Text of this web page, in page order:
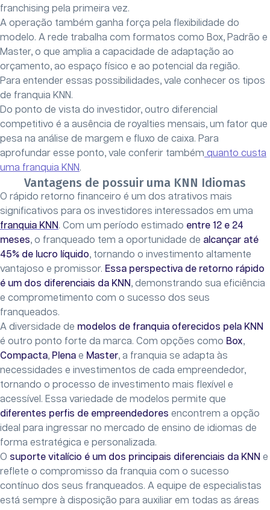
franchising pela primeira vez.
A operação também ganha força pela flexibilidade do
modelo. A rede trabalha com formatos como Box, Padrão e
Master, o que amplia a capacidade de adaptação ao
orçamento, ao espaço físico e ao potencial da região.
Para entender essas possibilidades, vale conhecer os tipos
de franquia KNN.
Do ponto de vista do investidor, outro diferencial
competitivo é a ausência de royalties mensais, um fator que
pesa na análise de margem e fluxo de caixa. Para
aprofundar esse ponto, vale conferir também quanto custa
uma franquia KNN.
Vantagens de possuir uma KNN Idiomas
O rápido retorno financeiro é um dos atrativos mais
significativos para os investidores interessados em uma
franquia KNN. Com um período estimado entre 12 e 24
meses, o franqueado tem a oportunidade de alcançar até
45% de lucro líquido, tornando o investimento altamente
vantajoso e promissor. Essa perspectiva de retorno rápido
é um dos diferenciais da KNN, demonstrando sua eficiência
e comprometimento com o sucesso dos seus
franqueados.
A diversidade de modelos de franquia oferecidos pela KNN
é outro ponto forte da marca. Com opções como Box,
Compacta, Plena e Master, a franquia se adapta às
necessidades e investimentos de cada empreendedor,
tornando o processo de investimento mais flexível e
acessível. Essa variedade de modelos permite que
diferentes perfis de empreendedores encontrem a opção
ideal para ingressar no mercado de ensino de idiomas de
forma estratégica e personalizada.
O suporte vitalício é um dos principais diferenciais da KNN e
reflete o compromisso da franquia com o sucesso
contínuo dos seus franqueados. A equipe de especialistas
está sempre à disposição para auxiliar em todas as áreas